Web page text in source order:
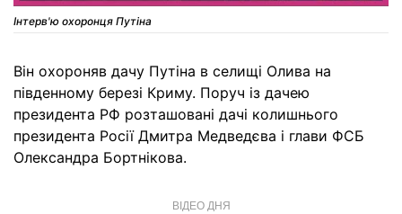
Інтерв'ю охоронця Путіна
Він охороняв дачу Путіна в селищі Олива на
південному березі Криму. Поруч із дачею
президента РФ розташовані дачі колишнього
президента Росії Дмитра Медведєва і глави ФСБ
Олександра Бортнікова.
ВІДЕО ДНЯ